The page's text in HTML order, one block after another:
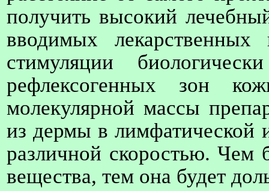
получить высокий
вводимых
стимуляции
рефлексогенных зон
молекулярной массы
из дермы в лимфатической
различной скоростью. Чем
вещества, тем она будет